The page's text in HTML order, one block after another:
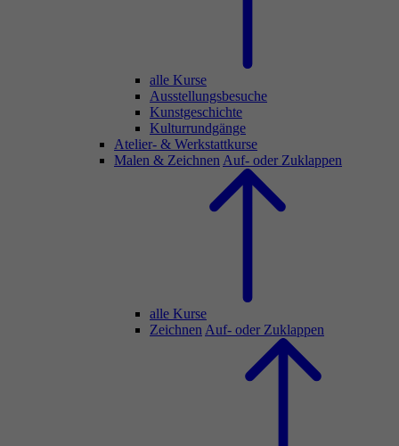
alle Kurse
Ausstellungsbesuche
Kunstgeschichte
Kulturrundgänge
Atelier- & Werkstattkurse
Malen & Zeichnen Auf- oder Zuklappen
alle Kurse
Zeichnen Auf- oder Zuklappen